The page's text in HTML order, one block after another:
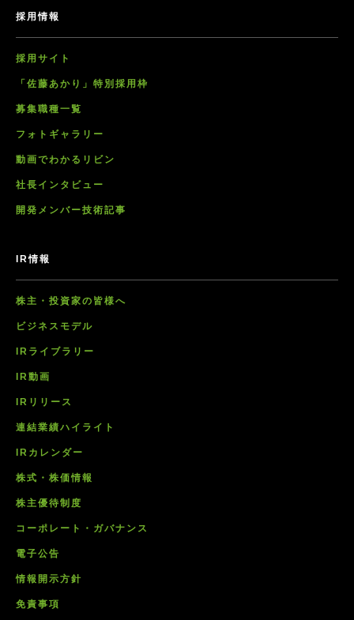
採用情報
採用サイト
「佐藤あかり」特別採用枠
募集職種一覧
フォトギャラリー
動画でわかるリビン
社長インタビュー
開発メンバー技術記事
IR情報
株主・投資家の皆様へ
ビジネスモデル
IRライブラリー
IR動画
IRリリース
連結業績ハイライト
IRカレンダー
株式・株価情報
株主優待制度
コーポレート・ガバナンス
電子公告
情報開示方針
免責事項